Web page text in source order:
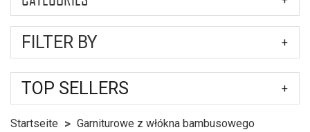
FILTER BY
TOP SELLERS
Startseite Garniturowe z włókna bambusowego